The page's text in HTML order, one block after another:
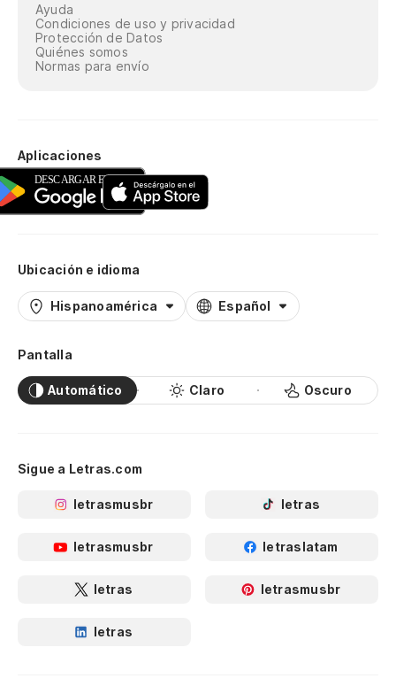
Ayuda
Condiciones de uso y privacidad
Protección de Datos
Quiénes somos
Normas para envío
Aplicaciones
Ubicación e idioma
Hispanoamérica Español
Pantalla
Automático Claro Oscuro
Sigue a Letras.com
letrasmusbr letras
letrasmusbr letraslatam
letras letrasmusbr
letras